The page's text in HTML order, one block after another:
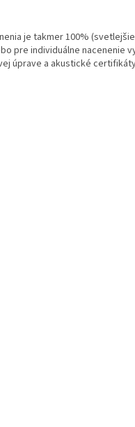
je takmer 100%
pre individuálne nacenenie
úprave a akustické